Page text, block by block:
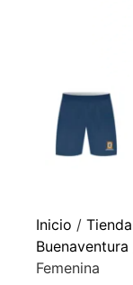
Inicio / Tienda
Buenaventura
Femenina